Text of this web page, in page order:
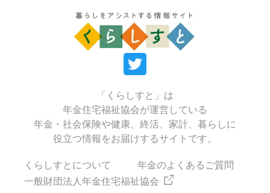
「くらしすと」は
年金住宅福祉協会が運営している
年金・社会保険や健康、終活、家計、暮らしに
役立つ情報をお届けするサイトです。
くらしすとについて
年金のよくあるご質問
一般財団法人年金住宅福祉協会